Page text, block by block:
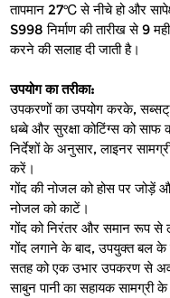
तापमान 27℃ से नीचे हो और
S998 निर्माण की तारीख से 9
करने की सलाह दी जाती है।
उपयोग का तरीका:
उपकरणों का उपयोग करके,
धब्बे और सुरक्षा कोटिंग्स को साफ
निर्देशों के अनुसार, लाइनर
करें।
गोंद की नोजल को होस पर
नोजल को काटें।
गोंद को निरंतर और समान रूप से
गोंद लगाने के बाद, उपयुक्त बल
सतह को एक उभार उपकरण से
साबुन पानी का सहायक सामग्री